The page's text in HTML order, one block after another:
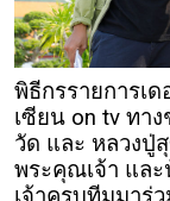
พิธีกรรายการเ
เซียน on tv ทาง
วัด และ หลวงปู่
พระคุณเจ้า แล